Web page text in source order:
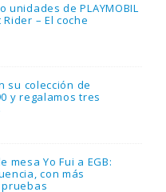
de PLAYMOBIL
– El coche
su colección de
y regalamos tres
mesa Yo Fui a EGB:
con más